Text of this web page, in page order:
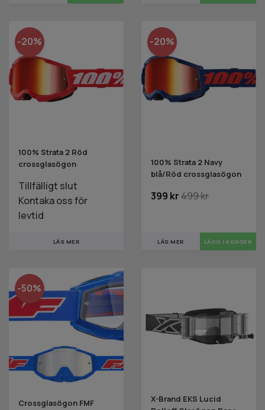
-20%
100% Strata 2 Röd
crossglasögon
Tillfälligt slut
Kontaka oss för
levtid
LÄS MER
-20%
100% Strata 2 Navy
blå/Röd crossglasögon
399 kr499 kr
LÄS MER
-50%
Crossglasögon FMF
X-Brand EKS Lucid